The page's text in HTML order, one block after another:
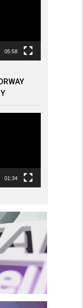
05:58
01:34